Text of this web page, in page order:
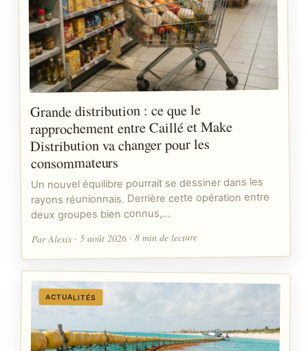
Grande distribution : ce que le
rapprochement entre Caillé et Make
Distribution va changer pour les
consommateurs
Un nouvel équilibre pourrait se dessiner dans les
rayons réunionnais. Derrière cette opération entre
deux groupes bien connus,…
Par Alexis · 5 août 2026 · 8 min de lecture
ACTUALITÉS